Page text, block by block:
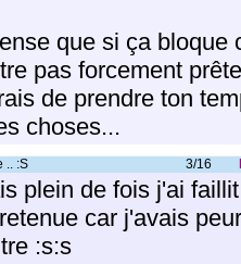
que si ça bloque
pas forcement
de prendre ton
choses...
.. :S 3/16
plein de fois j'ai
car j'avais
:s:s